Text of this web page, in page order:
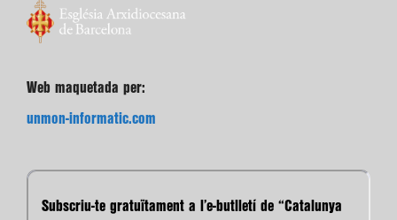
Web maquetada per:
unmon-informatic.com
Subscriu-te gratuïtament a l’e-butlletí de “Catalunya